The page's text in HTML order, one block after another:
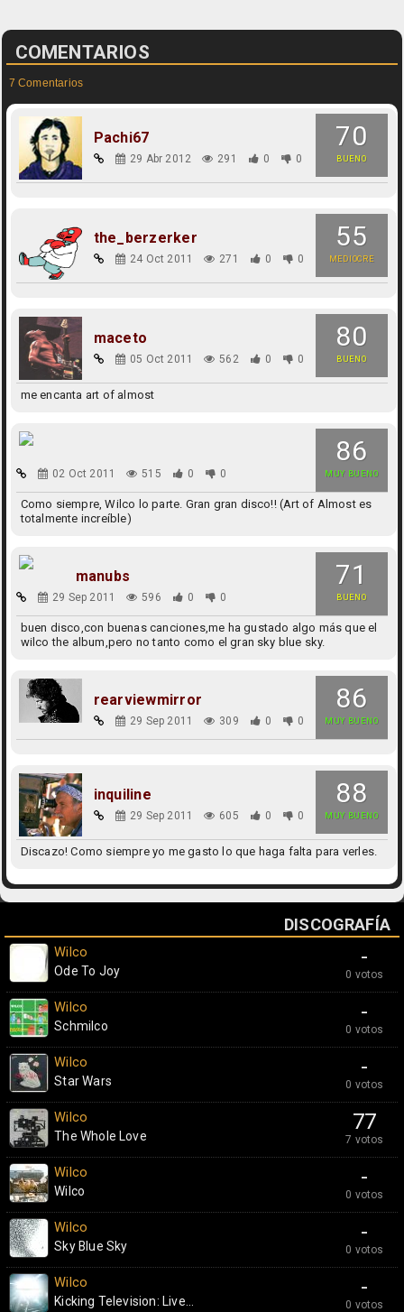
COMENTARIOS
7 Comentarios
70
BUENO
Pachi67
29 Abr 2012 291 0 0
55
MEDIOCRE
the_berzerker
24 Oct 2011 271 0 0
80
BUENO
maceto
05 Oct 2011 562 0 0
me encanta art of almost
86
MUY BUENO
02 Oct 2011 515 0 0
Como siempre, Wilco lo parte. Gran gran disco!! (Art of Almost es
totalmente increíble)
71
BUENO
manubs
29 Sep 2011 596 0 0
buen disco,con buenas canciones,me ha gustado algo más que el
wilco the album,pero no tanto como el gran sky blue sky.
86
MUY BUENO
rearviewmirror
29 Sep 2011 309 0 0
88
MUY BUENO
inquiline
29 Sep 2011 605 0 0
Discazo! Como siempre yo me gasto lo que haga falta para verles.
DISCOGRAFÍA
-
0 votos
Wilco
Ode To Joy
-
0 votos
Wilco
Schmilco
-
0 votos
Wilco
Star Wars
77
7 votos
Wilco
The Whole Love
-
0 votos
Wilco
Wilco
-
0 votos
Wilco
Sky Blue Sky
-
0 votos
Wilco
Kicking Television: Live...